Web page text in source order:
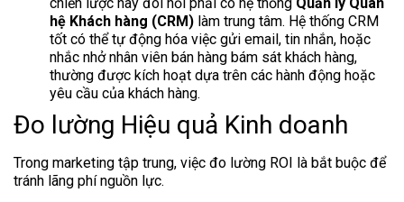
hệ Khách hàng (CRM) làm trung tâm. Hệ thống CRM
tốt có thể tự động hóa việc gửi email, tin nhắn, hoặc
nhắc nhở nhân viên bán hàng bám sát khách hàng,
thường được kích hoạt dựa trên các hành động hoặc
yêu cầu của khách hàng.
Đo lường Hiệu quả Kinh doanh
Trong marketing tập trung, việc đo lường ROI là bắt buộc để
tránh lãng phí nguồn lực.